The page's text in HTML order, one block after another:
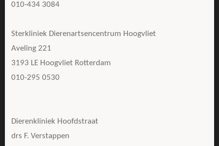
010-434 3084
Sterkliniek Dierenartsencentrum Hoogvliet
Aveling 221
3193 LE Hoogvliet Rotterdam
010-295 0530
Dierenkliniek Hoofdstraat
drs F. Verstappen